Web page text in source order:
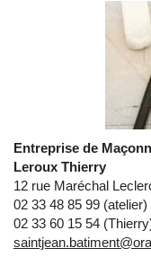
Entreprise de
Leroux Thierry
12 rue Maréchal
02 33 48 85 99 (atelier)
02 33 60 15 54